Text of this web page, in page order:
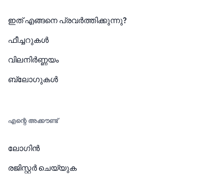
ഇത് എങ്ങനെ പ്രവർത്തിക്കുന്നു?
ഫീച്ചറുകൾ
വിലനിർണ്ണയം
ബ്ലോഗുകൾ
എന്റെ അക്കൗണ്ട്
ലോഗിൻ
രജിസ്റ്റർ ചെയ്യുക